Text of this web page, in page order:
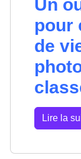
Un
pour
de
Lire la